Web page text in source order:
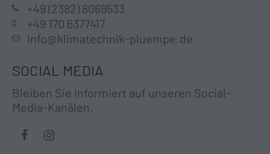
+49 (2382) 8069533
+49 170 6377417
info@klimatechnik-pluempe.de
SOCIAL MEDIA
Bleiben Sie informiert auf unseren Social-
Media-Kanälen.